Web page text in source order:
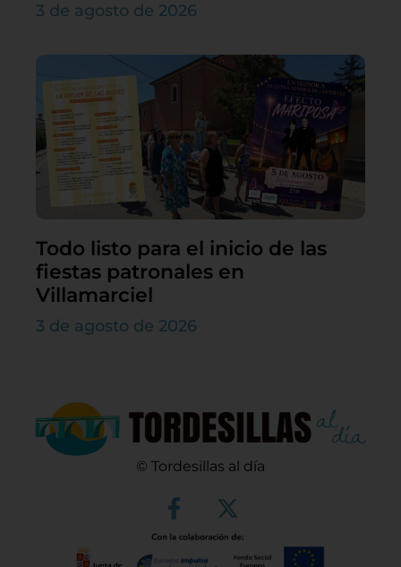
3 de agosto de 2026
Todo listo para el inicio de las
fiestas patronales en
Villamarciel
3 de agosto de 2026
© Tordesillas al día